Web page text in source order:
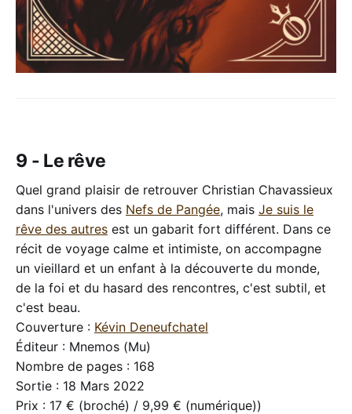
9 - Le rêve
Quel grand plaisir de retrouver Christian Chavassieux
dans l'univers des Nefs de Pangée, mais Je suis le
rêve des autres est un gabarit fort différent. Dans ce
récit de voyage calme et intimiste, on accompagne
un vieillard et un enfant à la découverte du monde,
de la foi et du hasard des rencontres, c'est subtil, et
c'est beau.
Couverture : Kévin Deneufchatel
Éditeur : Mnemos (Mu)
Nombre de pages : 168
Sortie : 18 Mars 2022
Prix : 17 € (broché) / 9,99 € (numérique))